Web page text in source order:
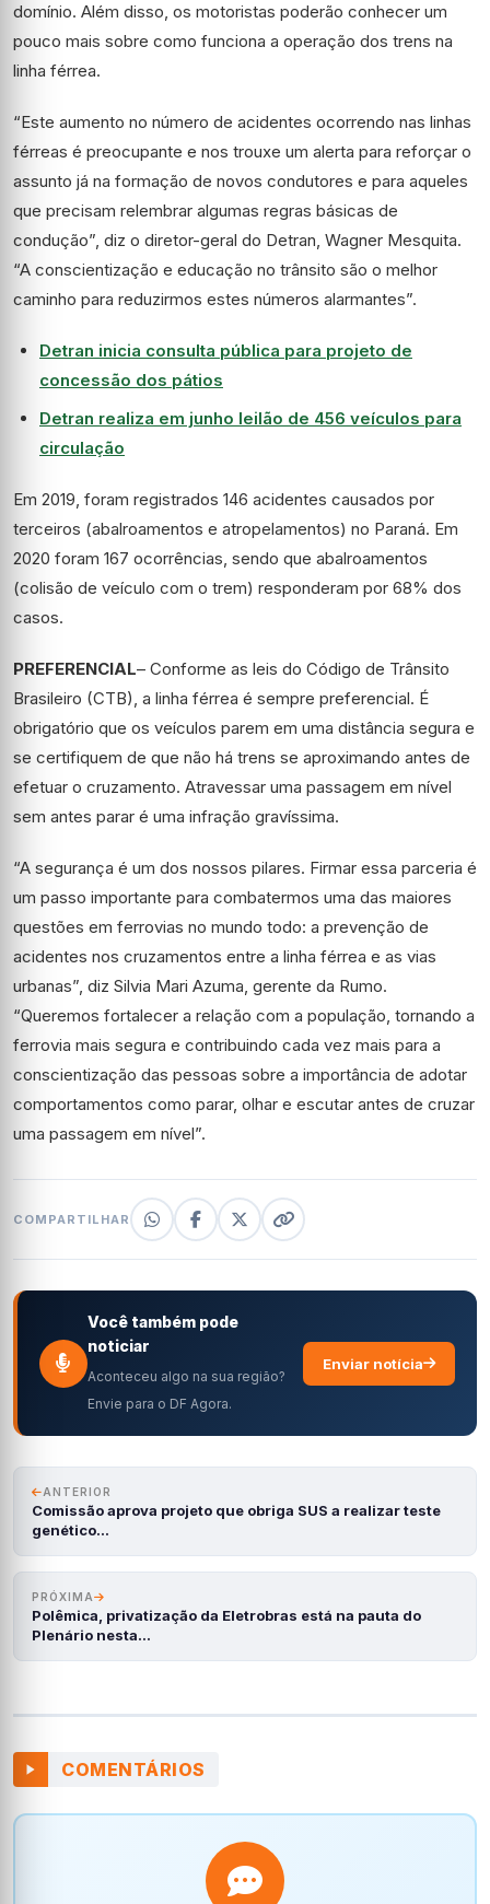
domínio. Além disso, os motoristas poderão conhecer um
pouco mais sobre como funciona a operação dos trens na
linha férrea.
“Este aumento no número de acidentes ocorrendo nas linhas
férreas é preocupante e nos trouxe um alerta para reforçar o
assunto já na formação de novos condutores e para aqueles
que precisam relembrar algumas regras básicas de
condução”, diz o diretor-geral do Detran, Wagner Mesquita.
“A conscientização e educação no trânsito são o melhor
caminho para reduzirmos estes números alarmantes”.
Detran inicia consulta pública para projeto de
concessão dos pátios
Detran realiza em junho leilão de 456 veículos para
circulação
Em 2019, foram registrados 146 acidentes causados por
terceiros (abalroamentos e atropelamentos) no Paraná. Em
2020 foram 167 ocorrências, sendo que abalroamentos
(colisão de veículo com o trem) responderam por 68% dos
casos.
PREFERENCIAL– Conforme as leis do Código de Trânsito
Brasileiro (CTB), a linha férrea é sempre preferencial. É
obrigatório que os veículos parem em uma distância segura e
se certifiquem de que não há trens se aproximando antes de
efetuar o cruzamento. Atravessar uma passagem em nível
sem antes parar é uma infração gravíssima.
“A segurança é um dos nossos pilares. Firmar essa parceria é
um passo importante para combatermos uma das maiores
questões em ferrovias no mundo todo: a prevenção de
acidentes nos cruzamentos entre a linha férrea e as vias
urbanas”, diz Silvia Mari Azuma, gerente da Rumo.
“Queremos fortalecer a relação com a população, tornando a
ferrovia mais segura e contribuindo cada vez mais para a
conscientização das pessoas sobre a importância de adotar
comportamentos como parar, olhar e escutar antes de cruzar
uma passagem em nível”.
COMPARTILHAR
Você também pode
noticiar
Aconteceu algo na sua região?
Envie para o DF Agora.
Enviar notícia
ANTERIOR
Comissão aprova projeto que obriga SUS a realizar teste
genético…
PRÓXIMA
Polêmica, privatização da Eletrobras está na pauta do
Plenário nesta…
COMENTÁRIOS